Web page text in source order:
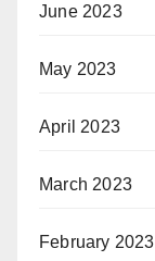
June 2023
May 2023
April 2023
March 2023
February 2023